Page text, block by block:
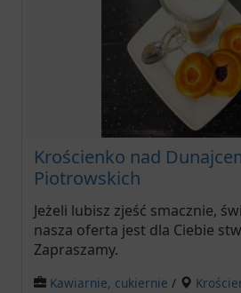
Krościenko nad
Piotrowskich
Jeżeli lubisz zjeść smacznie,
nasza oferta jest dla Ciebie
Zapraszamy.
Kawiarnie, cukiernie /